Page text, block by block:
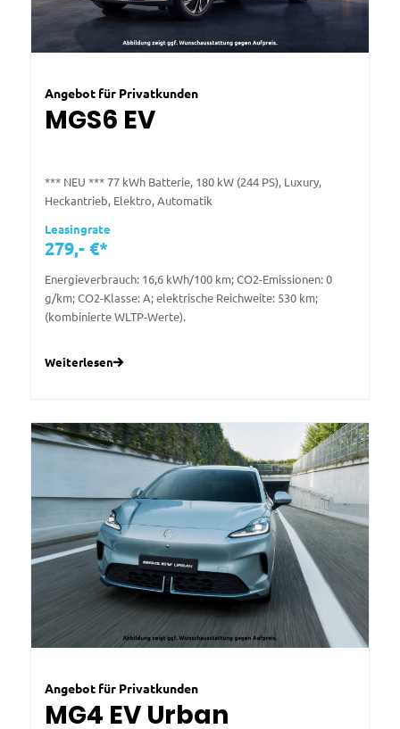
Angebot für Privatkunden
MGS6 EV
*** NEU *** 77 kWh Batterie, 180 kW (244 PS), Luxury,
Heckantrieb, Elektro, Automatik
Leasingrate
279,- €*
Energieverbrauch: 16,6 kWh/100 km; CO2-Emissionen: 0
g/km; CO2-Klasse: A; elektrische Reichweite: 530 km;
(kombinierte WLTP-Werte).
Weiterlesen
Angebot für Privatkunden
MG4 EV Urban